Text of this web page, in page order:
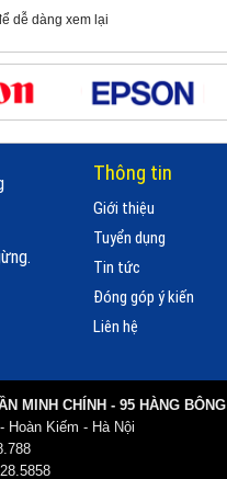
dễ dàng xem lại
Thông tin
Giới thiệu
Tuyển dụng
Tin tức
Đóng góp ý kiến
Liên hệ
MINH CHÍNH - 95 HÀNG BÔNG
Hoàn Kiếm - Hà Nội